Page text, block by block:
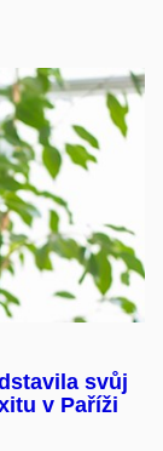
svůj
v Paříži